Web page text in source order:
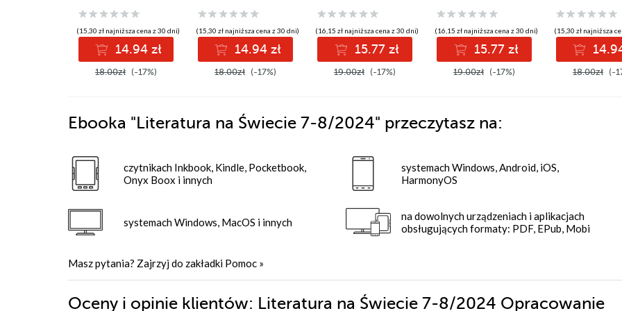
(15,30 zł najniższa cena z 30 dni)
14.94 zł
18.00zł (-17%)
(15,30 zł najniższa cena z 30 dni)
14.94 zł
18.00zł (-17%)
(16,15 zł najniższa cena z 30 dni)
15.77 zł
19.00zł (-17%)
(16,15 zł najniższa cena z 30 dni)
15.77 zł
19.00zł (-17%)
(15,30 zł najniższa
18.00zł (-
Ebooka "Literatura na Świecie 7-8/2024" przeczytasz na:
czytnikach Inkbook, Kindle, Pocketbook,
Onyx Boox i innych
systemach Windows, MacOS i innych
systemach Windows, Android, iOS,
HarmonyOS
na dowolnych urządzeniach i aplikacjach
obsługujących formaty: PDF, EPub, Mobi
Masz pytania? Zajrzyj do zakładki Pomoc »
Oceny i opinie klientów: Literatura na Świecie 7-8/2024 Opracowanie